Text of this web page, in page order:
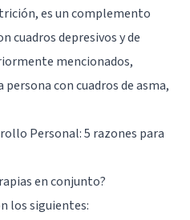
es un complemento
cuadros depresivos y de
mencionados,
con cuadros de asma,
Personal: 5 razones para
en conjunto?
los siguientes: